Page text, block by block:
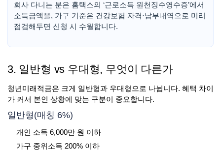
회사 다니는 분은 홈택스의 ‘근로소득 원천징수영수증’에서
소득금액을, 가구 기준은 건강보험 자격·납부내역으로 미리
점검해두면 신청 시 수월합니다.
3. 일반형 vs 우대형, 무엇이 다른가
청년미래적금은 크게 일반형과 우대형으로 나뉩니다. 혜택 차이
가 커서 본인 상황에 맞는 구분이 중요합니다.
일반형(매칭 6%)
개인 소득 6,000만 원 이하
가구 중위소득 200% 이하